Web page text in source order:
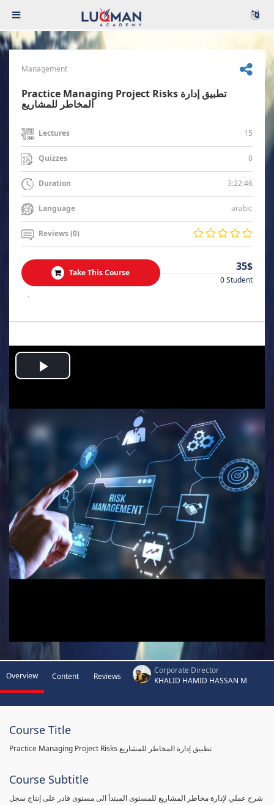
Management
Practice Managing Project Risks تطبيق إدارة
المخاطر للمشاريع
Lectures 15
Quizzes 0
Duration 3:22:46
Language arabic
Reviews (0)
Take This Course 35$
0 Student
.
Play
Video
Overview Content Reviews
Corporate Director
KHALID HAMID HASSAN M
Course Title
Practice Managing Project Risks تطبيق إدارة المخاطر للمشاريع
Course Subtitle
شرح عملي لإدارة مخاطر المشاريع للمستوى المبتدأ الى مستوى قادر على إنتاج سجل